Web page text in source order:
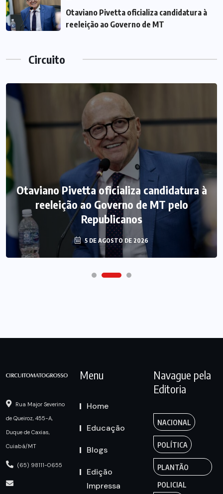
Otaviano Pivetta oficializa candidatura à
reeleição ao Governo de MT
Circuito
Otaviano Pivetta oficializa candidatura à
reeleição ao Governo de MT pelo
Republicanos
5 DE AGOSTO DE 2026
Rua Major Severino
de Queiroz, 455-A,
Duque de Caxias,
Cuiabá/MT
(65) 98111-0655
Menu
Home
Educação
Blogs
Edição
Impressa
Navague pela
Editoria
NACIONAL
POLÍTICA
PLANTÃO
POLICIAL